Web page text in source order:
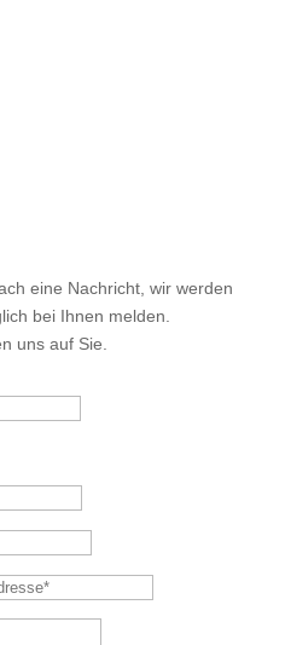
eine Nachricht, wir werden
bei Ihnen melden.
uns auf Sie.